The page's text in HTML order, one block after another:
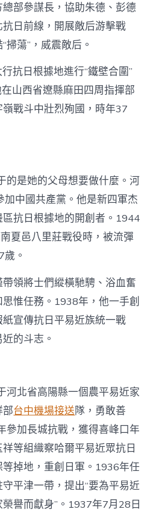
部參謀長，協助朱德、彭德
日前線，開展敵后游擊戰
掃蕩”，威震敵后。
抗日根據地進行“鐵壁合圍”
山西省遼縣麻田四周指揮部
戰斗中壯烈殉國，時年37
的是她的父母想要做什麼。河
中國共產黨。他是新四軍杰
抗日根據地的開創者。1944
夏邑八里莊戰役時，被流彈
。
領將士們縱橫馳騁、浴血奮
惟任務。1938年，他一手創
宣傳抗日平易近族統一戰
的斗志。
河北省高陽縣一個農平易近家
部台中機場接送隊，勇敢善
參加長城抗戰，獲得喜峰口年
等組織察哈爾平易近眾抗日
掉地，重創日軍。1936年任
平津一帶，提出“要為平易近
譽而獻身”。1937年7月28日